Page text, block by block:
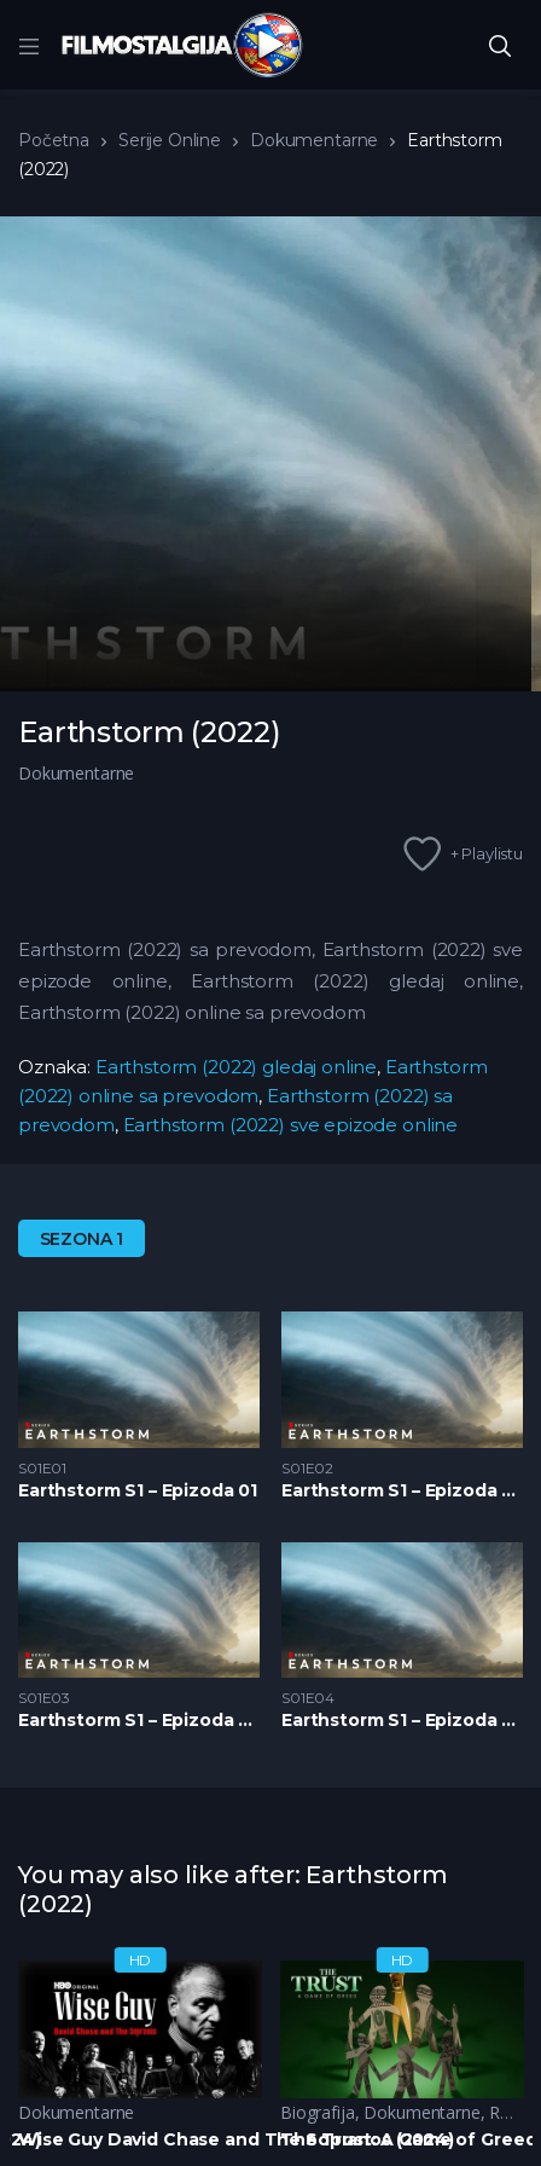
Početna Serije Online Dokumentarne
Earthstorm
(2022)
Earthstorm (2022)
Dokumentarne
+ Playlistu
Earthstorm (2022) sa prevodom, Earthstorm (2022) sve
epizode online, Earthstorm (2022) gledaj online,
Earthstorm (2022) online sa prevodom
Oznaka: Earthstorm (2022) gledaj online, Earthstorm
(2022) online sa prevodom, Earthstorm (2022) sa
prevodom, Earthstorm (2022) sve epizode online
SEZONA 1
S01E01
Earthstorm S1 – Epizoda 01
S01E02
Earthstorm S1 – Epizoda 02
S01E03
Earthstorm S1 – Epizoda 03
S01E04
Earthstorm S1 – Epizoda 04
You may also like after: Earthstorm
(2022)
HD
Dokumentarne
Wise Guy David Chase and The Sopranos (2024)
HD
Biografija, Dokumentarne, Romantika
The Trust: A Game of Greed